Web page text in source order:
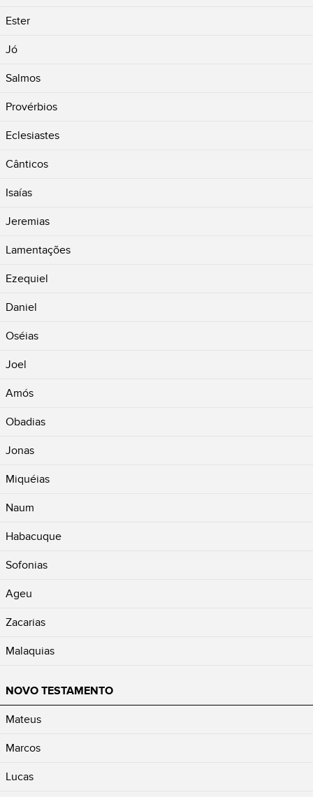
Ester
Jó
Salmos
Provérbios
Eclesiastes
Cânticos
Isaías
Jeremias
Lamentações
Ezequiel
Daniel
Oséias
Joel
Amós
Obadias
Jonas
Miquéias
Naum
Habacuque
Sofonias
Ageu
Zacarias
Malaquias
NOVO TESTAMENTO
Mateus
Marcos
Lucas